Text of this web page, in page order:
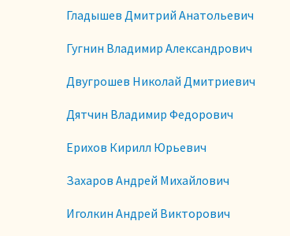
Гладышев Дмитрий Анатольевич
Гугнин Владимир Александрович
Двугрошев Николай Дмитриевич
Дятчин Владимир Федорович
Ерихов Кирилл Юрьевич
Захаров Андрей Михайлович
Иголкин Андрей Викторович